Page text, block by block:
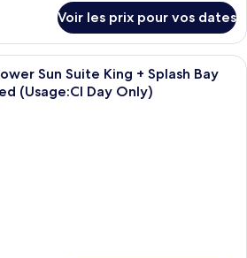
Voir les prix pour vos dates
Une chambre d’hôtel moderne avec
Sun Suite King + Splash Bay
(Usage:CI Day Only)